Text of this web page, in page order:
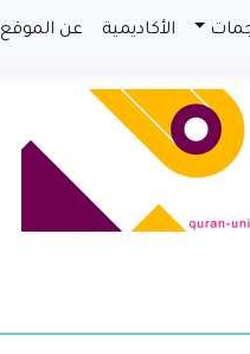
الأكاديمية عن الموقع